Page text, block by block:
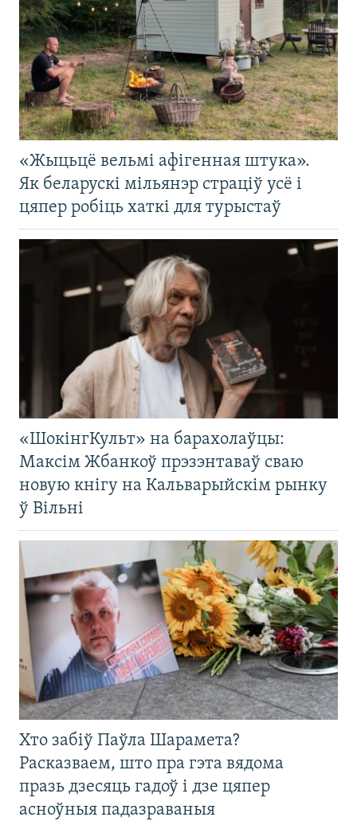
«Жыцьцё вельмі афігенная штука».
Як беларускі мільянэр страціў усё і
цяпер робіць хаткі для турыстаў
«ШокінгКульт» на барахолаўцы:
Максім Жбанкоў прэзэнтаваў сваю
новую кнігу на Кальварыйскім рынку
ў Вільні
Хто забіў Паўла Шарамета?
Расказваем, што пра гэта вядома
празь дзесяць гадоў і дзе цяпер
асноўныя падазраваныя